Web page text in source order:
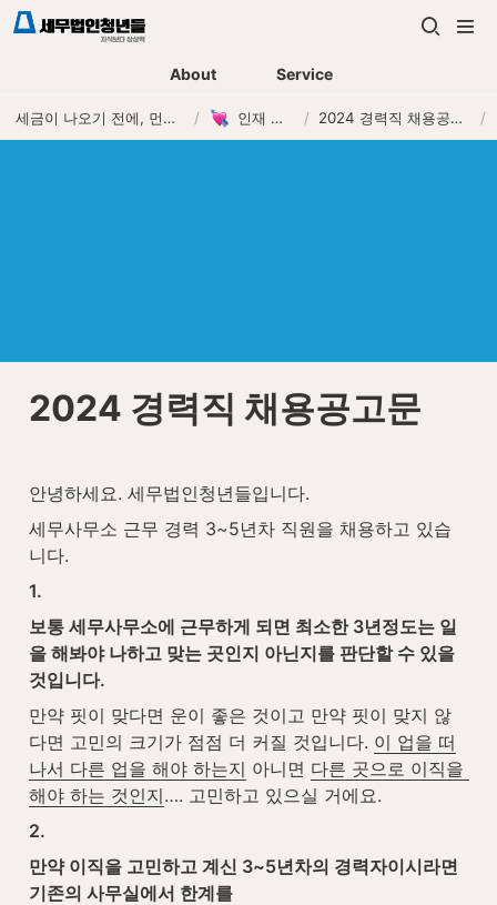
About Service
세금이 나오기 전에, 먼저 연락하는 세무법인 / 인재 채용 / 2024 경력직 채용공고문 /
2024 경력직 채용공고문
안녕하세요. 세무법인청년들입니다.
세무사무소 근무 경력 3~5년차 직원을 채용하고 있습
니다.
1.
보통 세무사무소에 근무하게 되면 최소한 3년정도는 일
을 해봐야 나하고 맞는 곳인지 아닌지를 판단할 수 있을
것입니다.
만약 핏이 맞다면 운이 좋은 것이고 만약 핏이 맞지 않
다면 고민의 크기가 점점 더 커질 것입니다. 이 업을 떠
나서 다른 업을 해야 하는지 아니면 다른 곳으로 이직을
해야 하는 것인지…. 고민하고 있으실 거에요.
2.
만약 이직을 고민하고 계신 3~5년차의 경력자이시라면
기존의 사무실에서 한계를